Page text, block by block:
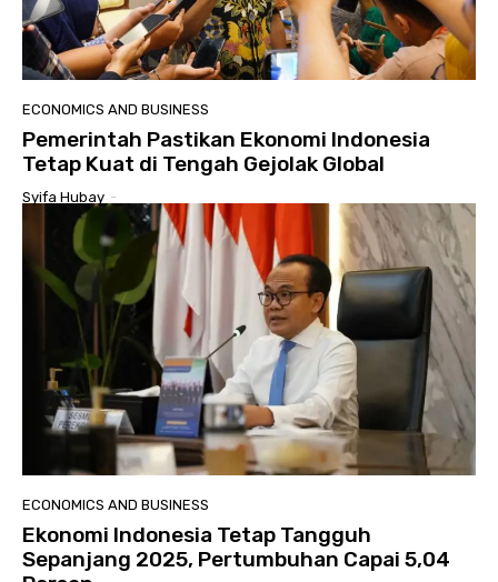
ECONOMICS AND BUSINESS
Pemerintah Pastikan Ekonomi Indonesia
Tetap Kuat di Tengah Gejolak Global
Syifa Hubay -
ECONOMICS AND BUSINESS
Ekonomi Indonesia Tetap Tangguh
Sepanjang 2025, Pertumbuhan Capai 5,04